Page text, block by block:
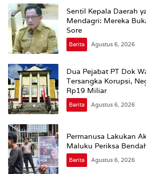
Sentil Kepala Daerah
Mendagri: Mereka
Sore
Berita Agustus 6, 2026
Dua Pejabat PT Dok
Tersangka Korupsi,
Rp19 Miliar
Berita Agustus 6, 2026
Permanusa Lakukan
Maluku Periksa
Berita Agustus 6, 2026